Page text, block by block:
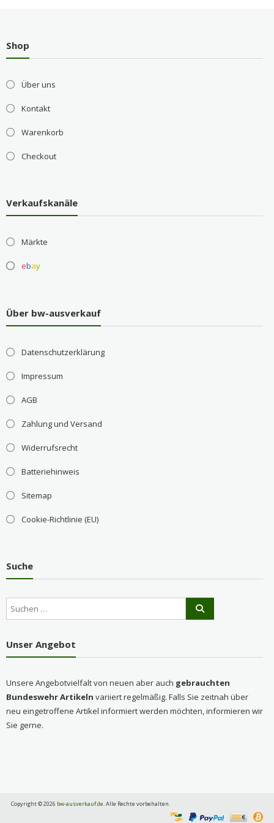
Shop
Über uns
Kontakt
Warenkorb
Checkout
Verkaufskanäle
Märkte
ebay
Über bw-ausverkauf
Datenschutzerklärung
Impressum
AGB
Zahlung und Versand
Widerrufsrecht
Batteriehinweis
Sitemap
Cookie-Richtlinie (EU)
Suche
Unser Angebot
Unsere Angebotvielfalt von neuen aber auch gebrauchten
Bundeswehr Artikeln variiert regelmäßig. Falls Sie zeitnah über
neu eingetroffene Artikel informiert werden möchten, informieren wir
Sie gerne.
Copyright © 2026 bw-ausverkauf.de. Alle Rechte vorbehalten.